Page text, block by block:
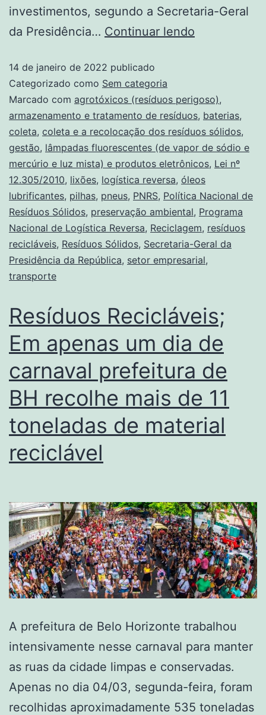
investimentos, segundo a Secretaria-Geral
da Presidência… Continuar lendo
14 de janeiro de 2022 publicado
Categorizado como Sem categoria
Marcado com agrotóxicos (resíduos perigoso),
armazenamento e tratamento de resíduos, baterias,
coleta, coleta e a recolocação dos resíduos sólidos,
gestão, lâmpadas fluorescentes (de vapor de sódio e
mercúrio e luz mista) e produtos eletrônicos, Lei nº
12.305/2010, lixões, logística reversa, óleos
lubrificantes, pilhas, pneus, PNRS, Política Nacional de
Resíduos Sólidos, preservação ambiental, Programa
Nacional de Logística Reversa, Reciclagem, resíduos
recicláveis, Resíduos Sólidos, Secretaria-Geral da
Presidência da República, setor empresarial,
transporte
Resíduos Recicláveis;
Em apenas um dia de
carnaval prefeitura de
BH recolhe mais de 11
toneladas de material
reciclável
A prefeitura de Belo Horizonte trabalhou
intensivamente nesse carnaval para manter
as ruas da cidade limpas e conservadas.
Apenas no dia 04/03, segunda-feira, foram
recolhidas aproximadamente 535 toneladas